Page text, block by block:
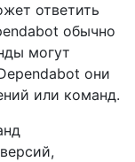
ответить
обычно
могут
они
или команд.